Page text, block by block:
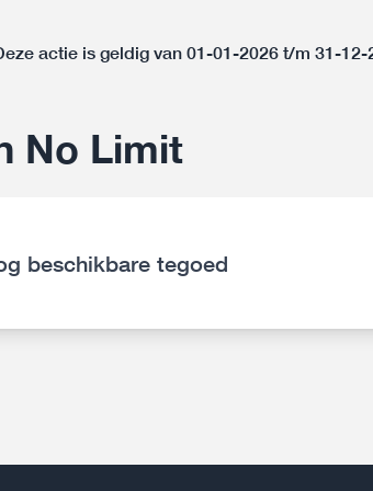
actie is geldig van 01-01-2026 t/m 31-12-
No Limit
beschikbare tegoed